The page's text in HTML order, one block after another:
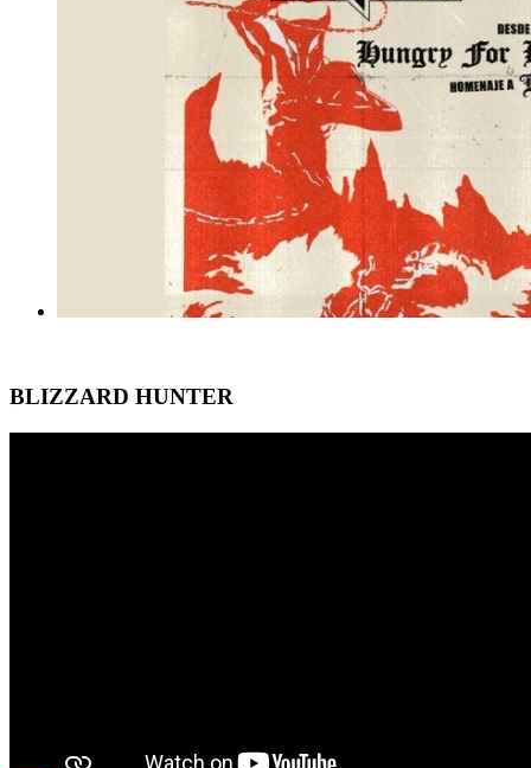
BLIZZARD HUNTER